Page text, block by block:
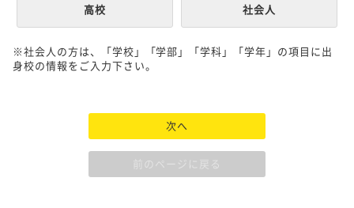
高校 社会人
※社会人の方は、「学校」「学部」「学科」「学年」の項目に出
身校の情報をご入力下さい。
次へ
前のページに戻る